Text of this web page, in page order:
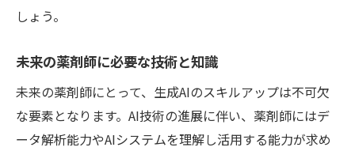
しょう。
未来の薬剤師に必要な技術と知識
未来の薬剤師にとって、生成AIのスキルアップは不可欠
な要素となります。AI技術の進展に伴い、薬剤師にはデ
ータ解析能力やAIシステムを理解し活用する能力が求め